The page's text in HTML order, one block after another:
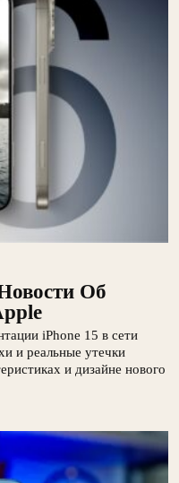
Об
iPhone 15 в сети
и реальные утечки
и дизайне нового